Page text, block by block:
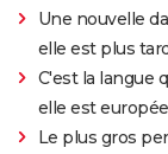
Une nouvelle
elle est plus
C'est la langue
elle est
Le plus gros